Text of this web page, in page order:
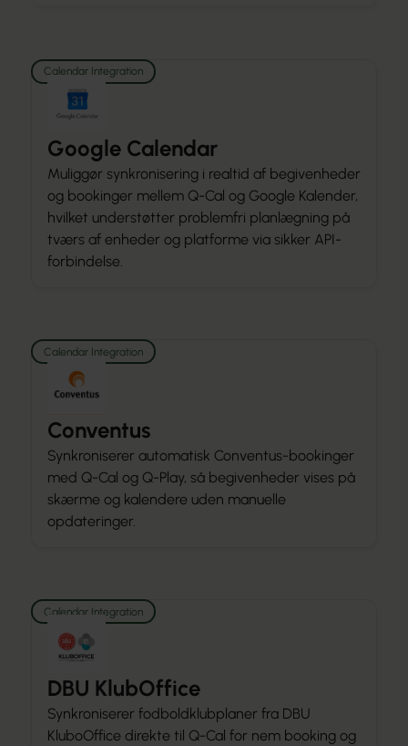
Calendar Integration
Google Calendar
Muliggør synkronisering i realtid af begivenheder
og bookinger mellem Q-Cal og Google Kalender,
hvilket understøtter problemfri planlægning på
tværs af enheder og platforme via sikker API-
forbindelse.
Calendar Integration
Conventus
Synkroniserer automatisk Conventus-bookinger
med Q-Cal og Q-Play, så begivenheder vises på
skærme og kalendere uden manuelle
opdateringer.
Calendar Integration
DBU KlubOffice
Synkroniserer fodboldklubplaner fra DBU
KluboOffice direkte til Q-Cal for nem booking og